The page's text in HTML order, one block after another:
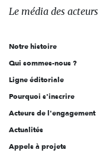
des
l'engagement
Le média des acteurs
Notre histoire
Qui sommes-nous ?
Ligne éditoriale
Pourquoi s'inscrire
Acteurs de l'engagement
Actualités
Appels à projets